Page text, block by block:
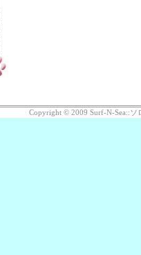
Copyright © 2009 Surf-N-Sea::